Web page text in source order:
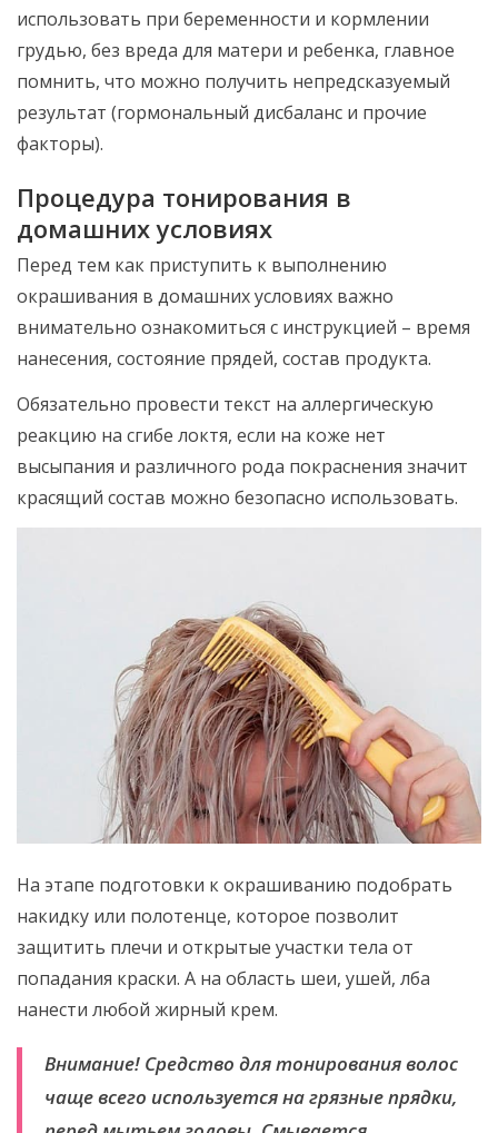
использовать при беременности и кормлении
грудью, без вреда для матери и ребенка, главное
помнить, что можно получить непредсказуемый
результат (гормональный дисбаланс и прочие
факторы).
Процедура тонирования в
домашних условиях
Перед тем как приступить к выполнению
окрашивания в домашних условиях важно
внимательно ознакомиться с инструкцией – время
нанесения, состояние прядей, состав продукта.
Обязательно провести текст на аллергическую
реакцию на сгибе локтя, если на коже нет
высыпания и различного рода покраснения значит
красящий состав можно безопасно использовать.
На этапе подготовки к окрашиванию подобрать
накидку или полотенце, которое позволит
защитить плечи и открытые участки тела от
попадания краски. А на область шеи, ушей, лба
нанести любой жирный крем.
Внимание! Средство для тонирования волос
чаще всего используется на грязные прядки,